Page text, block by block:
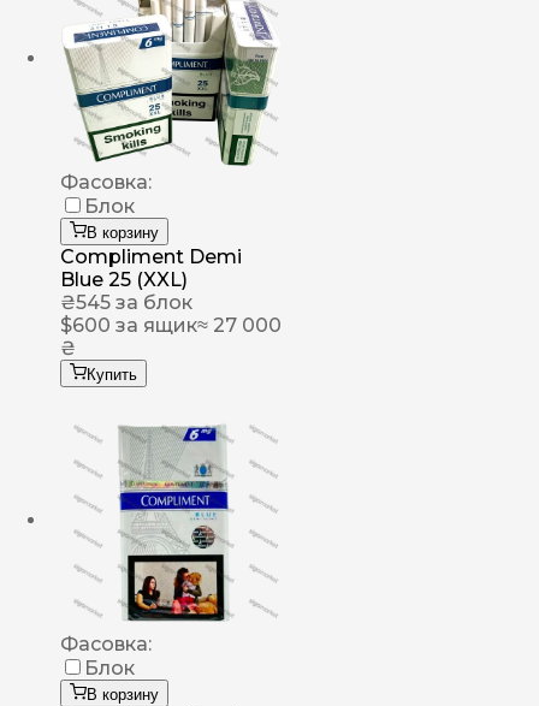
Фасовка:
Блок
В корзину
Compliment Demi
Blue 25 (XXL)
₴545 за блок
$600 за ящик≈ 27 000
₴
Купить
Фасовка:
Блок
В корзину